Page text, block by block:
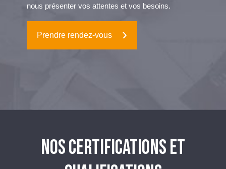
nous présenter vos attentes et vos besoins.
Prendre rendez-vous
NOS CERTIFICATIONS ET